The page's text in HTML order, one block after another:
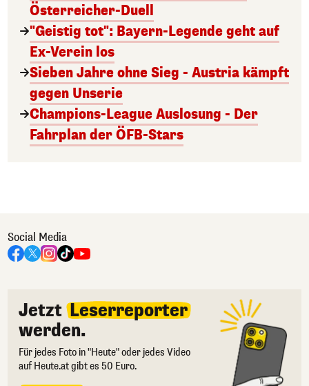
Österreicher-Duell
"Geistig tot": Bayern-Legende geht auf
Ex-Verein los
Sieben Jahre ohne Sieg - Austria kämpft
gegen Unserie
Champions-League Auslosung - Der
Fahrplan der ÖFB-Stars
Social Media
Jetzt Leserreporter
werden.
Für jedes Foto in "Heute" oder jedes Video
auf Heute.at gibt es 50 Euro.